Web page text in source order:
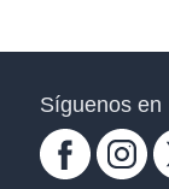
Síguenos en